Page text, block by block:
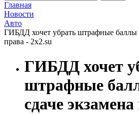
Главная
Новости
Авто
ГИБДД хочет убрать штрафные баллы
права - 2x2.su
ГИБДД хочет
штрафные
сдаче